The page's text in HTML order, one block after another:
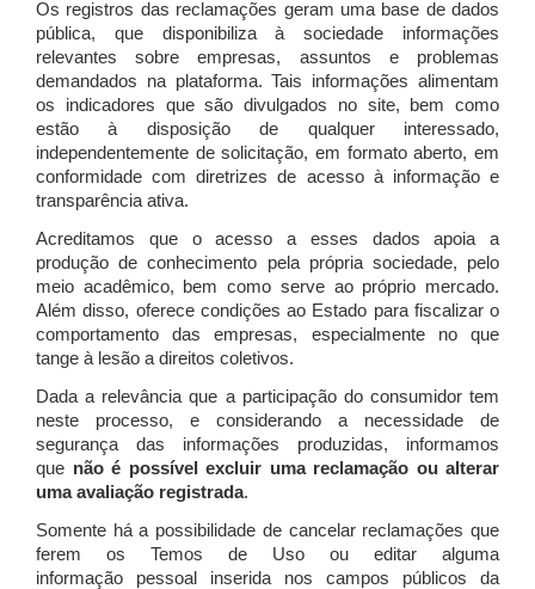
Os registros das reclamações geram uma base de dados
pública, que disponibiliza à sociedade informações
relevantes sobre empresas, assuntos e problemas
demandados na plataforma. Tais informações alimentam
os indicadores que são divulgados no site, bem como
estão à disposição de qualquer interessado,
independentemente de solicitação, em formato aberto, em
conformidade com diretrizes de acesso à informação e
transparência ativa.
Acreditamos que o acesso a esses dados apoia a
produção de conhecimento pela própria sociedade, pelo
meio acadêmico, bem como serve ao próprio mercado.
Além disso, oferece condições ao Estado para fiscalizar o
comportamento das empresas, especialmente no que
tange à lesão a direitos coletivos.
Dada a relevância que a participação do consumidor tem
neste processo, e considerando a necessidade de
segurança das informações produzidas, informamos
que não é possível excluir uma reclamação ou alterar
uma avaliação registrada.
Somente há a possibilidade de cancelar reclamações que
ferem os Temos de Uso ou editar alguma
informação pessoal inserida nos campos públicos da